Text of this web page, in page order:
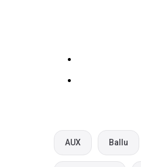
AUX Ballu